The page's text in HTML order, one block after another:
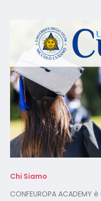
Chi Siamo
CONFEUROPA